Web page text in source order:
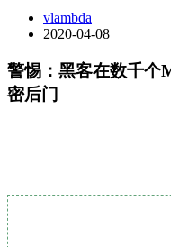
vlambda
2020-04-08
警惕：黑客在数千个
密后门